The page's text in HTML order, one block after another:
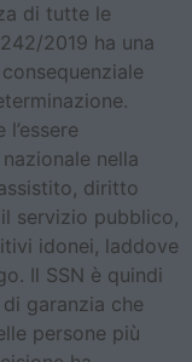
di tutte le
2019 ha una
nella
diritto
servizio pubblico,
idonei, laddove
Il SSN è quindi
garanzia che
persone più